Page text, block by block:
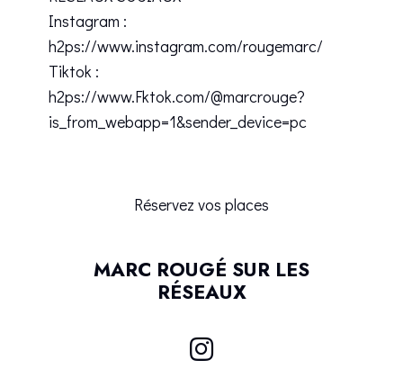
Instagram :
h2ps://www.instagram.com/rougemarc/
Tiktok :
h2ps://www.Fktok.com/@marcrouge?
is_from_webapp=1&sender_device=pc
Réservez vos places
MARC ROUGÉ SUR LES
RÉSEAUX